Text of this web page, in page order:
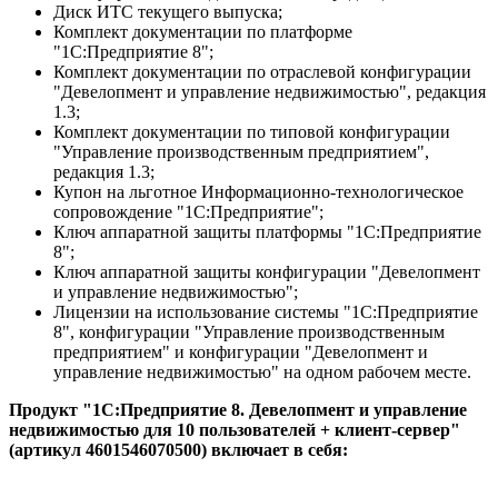
Диск ИТС текущего выпуска;
Комплект документации по платформе
"1С:Предприятие 8";
Комплект документации по отраслевой конфигурации
"Девелопмент и управление недвижимостью", редакция
1.3;
Комплект документации по типовой конфигурации
"Управление производственным предприятием",
редакция 1.3;
Купон на льготное Информационно-технологическое
сопровождение "1С:Предприятие";
Ключ аппаратной защиты платформы "1С:Предприятие
8";
Ключ аппаратной защиты конфигурации "Девелопмент
и управление недвижимостью";
Лицензии на использование системы "1С:Предприятие
8", конфигурации "Управление производственным
предприятием" и конфигурации "Девелопмент и
управление недвижимостью" на одном рабочем месте.
Продукт "1С:Предприятие 8. Девелопмент и управление
недвижимостью для 10 пользователей + клиент-сервер"
(артикул 4601546070500) включает в себя: